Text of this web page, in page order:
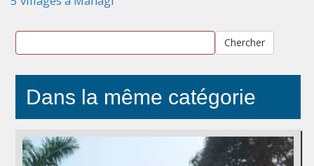
Chercher
Dans la même catégorie